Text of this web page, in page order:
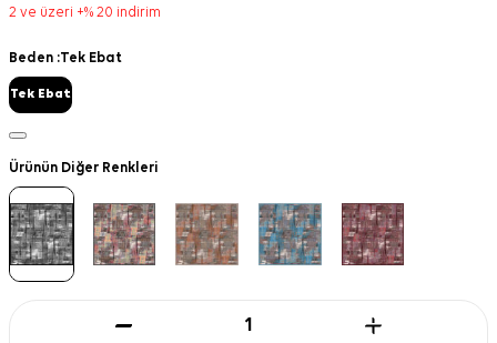
2 ve üzeri +% 20 indirim
Beden :Tek Ebat
Tek Ebat
Ürünün Diğer Renkleri